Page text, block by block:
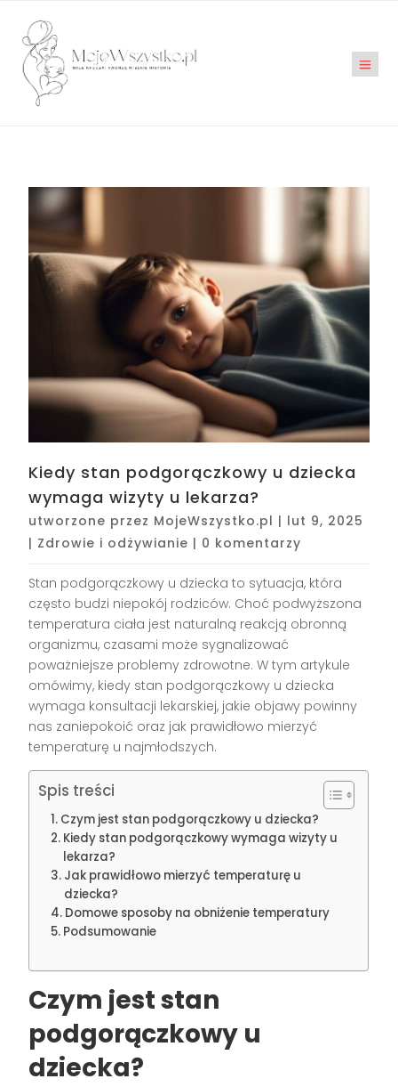
Kiedy stan podgorączkowy u dziecka
wymaga wizyty u lekarza?
utworzone przez MojeWszystko.pl | lut 9, 2025
| Zdrowie i odżywianie | 0 komentarzy
Stan podgorączkowy u dziecka to sytuacja, która
często budzi niepokój rodziców. Choć podwyższona
temperatura ciała jest naturalną reakcją obronną
organizmu, czasami może sygnalizować
poważniejsze problemy zdrowotne. W tym artykule
omówimy, kiedy stan podgorączkowy u dziecka
wymaga konsultacji lekarskiej, jakie objawy powinny
nas zaniepokoić oraz jak prawidłowo mierzyć
temperaturę u najmłodszych.
Spis treści
Czym jest stan podgorączkowy u dziecka?
Kiedy stan podgorączkowy wymaga wizyty u
lekarza?
Jak prawidłowo mierzyć temperaturę u
dziecka?
Domowe sposoby na obniżenie temperatury
Podsumowanie
Czym jest stan
podgorączkowy u
dziecka?